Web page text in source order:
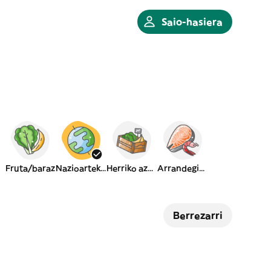
Saio-hasiera
Fruta/baraz Nazioartekoa Herriko azoka Arrandegiak
Berrezarri